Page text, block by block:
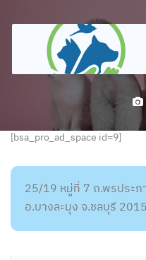
[bsa_pro_ad_space id=9]
25/19 หมู่ที่ 7 ถ.พรประ
อ.บางละมุง จ.ชลบุรี